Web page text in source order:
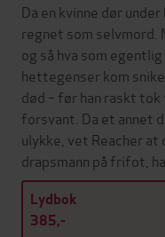
Da en kvinne dør
regnet som selvmord.
og så hva som
hettegenser kom
død – før han raskt tok
forsvant. Da et annet
ulykke, vet Reacher
drapsmann på frifot,
Lydbok
385,-